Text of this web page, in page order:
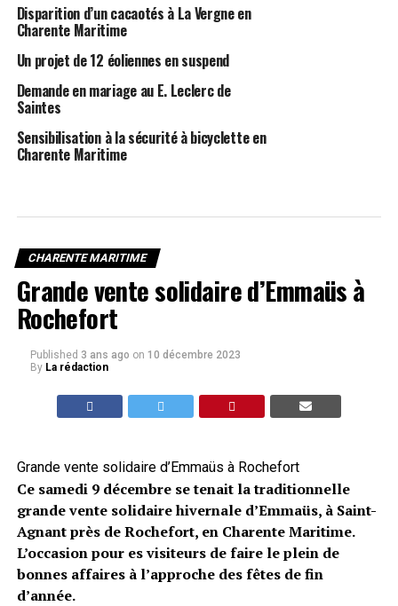
Disparition d’un cacaotés à La Vergne en
Charente Maritime
Un projet de 12 éoliennes en suspend
Demande en mariage au E. Leclerc de
Saintes
Sensibilisation à la sécurité à bicyclette en
Charente Maritime
CHARENTE MARITIME
Grande vente solidaire d’Emmaüs à
Rochefort
Published 3 ans ago on 10 décembre 2023
By La rédaction
Grande vente solidaire d’Emmaüs à Rochefort
Ce samedi 9 décembre se tenait la traditionnelle
grande vente solidaire hivernale d’Emmaüs, à Saint-
Agnant près de Rochefort, en Charente Maritime.
L’occasion pour es visiteurs de faire le plein de
bonnes affaires à l’approche des fêtes de fin
d’année.